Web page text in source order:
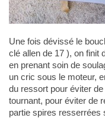
Une fois dévissé le
clé allen de 17 ), on finit
en prenant soin de
un cric sous le moteur,
du ressort pour éviter
tournant, pour éviter de
partie spires resserrées